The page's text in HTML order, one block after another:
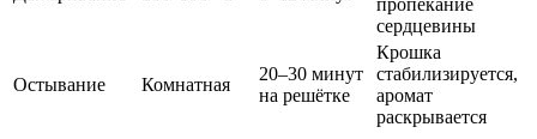
пропекание
сердцевины
Остывание Комнатная
20–30 минут
на решётке
Крошка
стабилизируется,
аромат
раскрывается